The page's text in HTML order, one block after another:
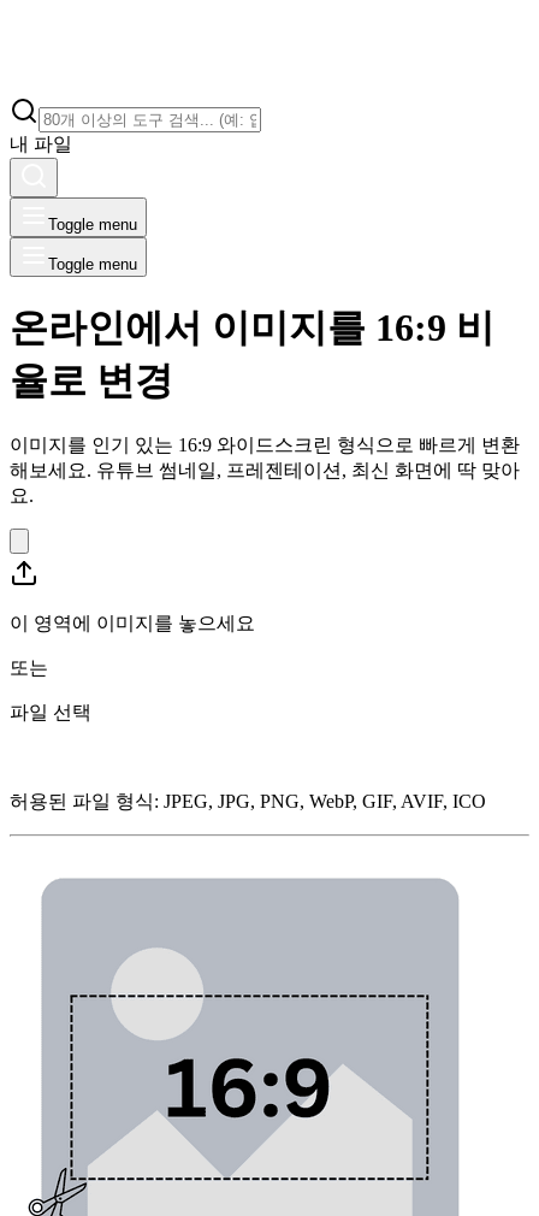
내 파일
Toggle menu
Toggle menu
온라인에서 이미지를 16:9 비
율로 변경
이미지를 인기 있는 16:9 와이드스크린 형식으로 빠르게 변환
해보세요. 유튜브 썸네일, 프레젠테이션, 최신 화면에 딱 맞아
요.
이 영역에 이미지를 놓으세요
또는
파일 선택
허용된 파일 형식: JPEG, JPG, PNG, WebP, GIF, AVIF, ICO